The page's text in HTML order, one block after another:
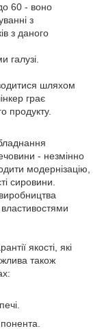
60 - воно
з
з даного
галузі.
шляхом
грає
продукту.
- незмінно
модернізацію,
сировини.
якості, які
також